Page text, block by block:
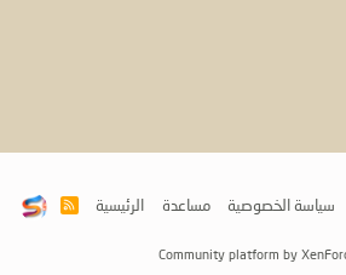
سياسة الخصوصية مساعدة الرئيسية
R
Community platform by